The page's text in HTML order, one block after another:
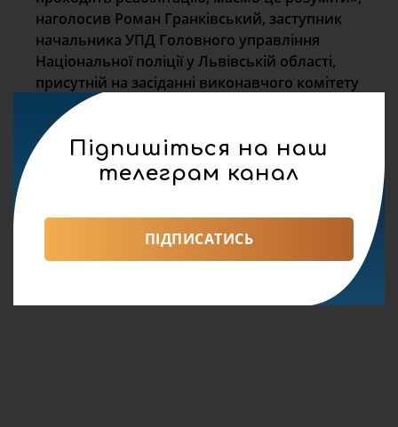
наголосив Роман Гранківський, заступник
начальника УПД Головного управління
Національної поліції у Львівській області,
присутній на засіданні виконавчого комітету
ЛМР.
28 Березня, 14:39
В Краківці митники зупинили вантажівку з
Підпишіться на наш
телеграм канал
ПІДПИСАТИСЬ